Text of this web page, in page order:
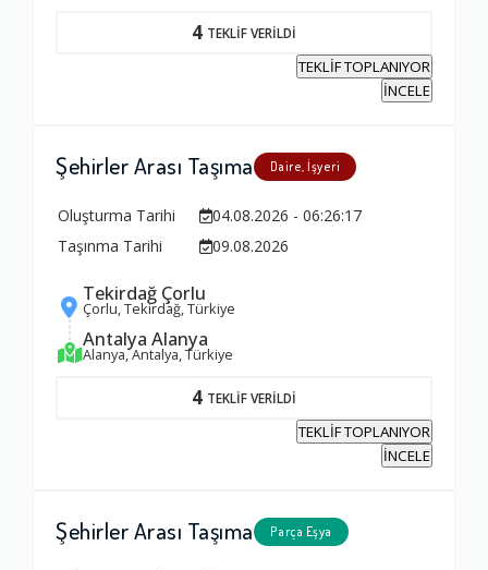
4 TEKLİF VERİLDİ
TEKLİF TOPLANIYOR
İNCELE
Şehirler Arası Taşıma Daire, İşyeri
Oluşturma Tarihi
04.08.2026 - 06:26:17
Taşınma Tarihi
09.08.2026
Tekirdağ Çorlu
Çorlu, Tekirdağ, Türkiye
Antalya Alanya
Alanya, Antalya, Türkiye
4 TEKLİF VERİLDİ
TEKLİF TOPLANIYOR
İNCELE
Şehirler Arası Taşıma Parça Eşya
1.0
Fiyatlandırma Dengesi